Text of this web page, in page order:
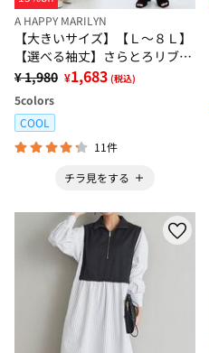
A HAPPY MARILYN
【大きいサイズ】【Ｌ～８Ｌ】
【選べる袖丈】さらとろリブワ
ンピース
¥ 1,980 ¥1,683 (税込)
5colors
COOL
11件
チラ見をする